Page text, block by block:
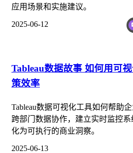
应用场景和实施建议。
2025-06-12
Tableau数据故事 如何用可
策效率
Tableau数据可视化工具如何帮助
跨部门数据协作，建立实时监控
化为可执行的商业洞察。
2025-06-13